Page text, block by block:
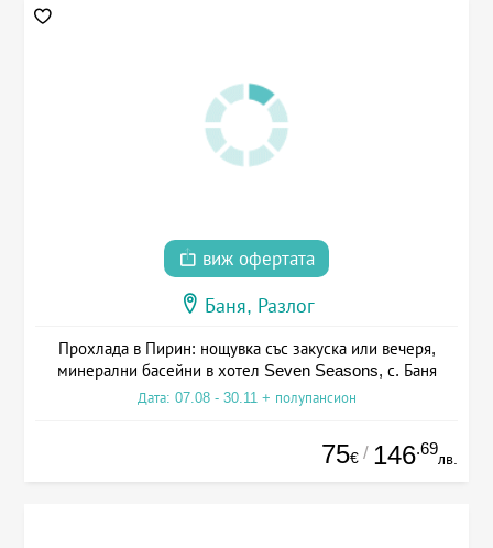
виж офертата
Баня, Разлог
Прохлада в Пирин: нощувка със закуска или вечеря,
минерални басейни в хотел Seven Seasons, с. Баня
Дата: 07.08 - 30.11 + полупансион
75€ / 146.69
лв.